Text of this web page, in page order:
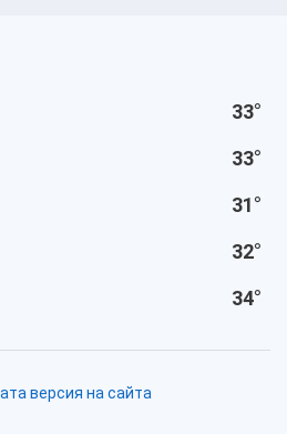
33°
33°
31°
32°
34°
версия на сайта